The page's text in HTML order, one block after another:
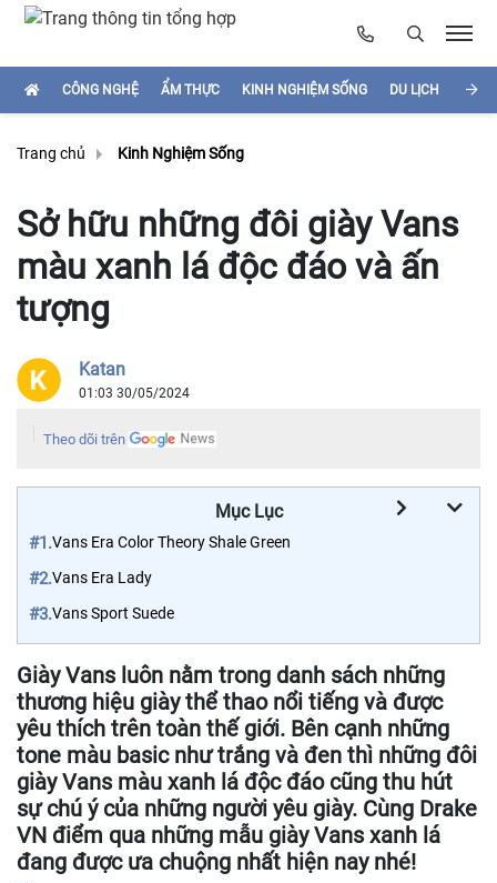
CÔNG NGHỆ ẨM THỰC KINH NGHIỆM SỐNG DU LỊCH
Trang chủ Kinh Nghiệm Sống
Sở hữu những đôi giày Vans
màu xanh lá độc đáo và ấn
tượng
Katan
01:03 30/05/2024
Theo dõi trên
Mục Lục
#1.Vans Era Color Theory Shale Green
#2.Vans Era Lady
#3.Vans Sport Suede
Giày Vans luôn nằm trong danh sách những
thương hiệu giày thể thao nổi tiếng và được
yêu thích trên toàn thế giới. Bên cạnh những
tone màu basic như trắng và đen thì những đôi
giày Vans màu xanh lá độc đáo cũng thu hút
sự chú ý của những người yêu giày. Cùng Drake
VN điểm qua những mẫu giày Vans xanh lá
đang được ưa chuộng nhất hiện nay nhé!